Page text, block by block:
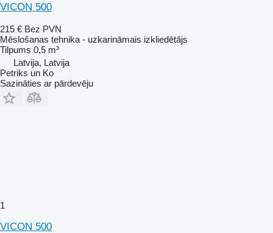
VICON 500
215 € Bez PVN
Mēslošanas tehnika - uzkarināmais izkliedētājs
Tilpums 0,5 m³
Latvija, Latvija
Petriks un Ko
Sazināties ar pārdevēju
1
VICON 500